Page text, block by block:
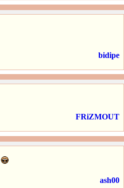
bidipe
FRiZMOUT
ash00